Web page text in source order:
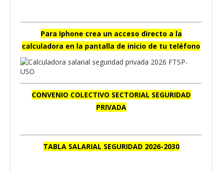
Para Iphone crea un acceso directo a la
calculadora en la pantalla de inicio de tu teléfono
CONVENIO COLECTIVO SECTORIAL SEGURIDAD
PRIVADA
TABLA SALARIAL SEGURIDAD 2026-2030